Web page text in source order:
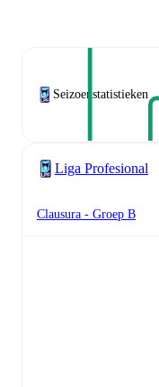
Seizoenstatistieken
Liga Profesional
Clausura - Groep B